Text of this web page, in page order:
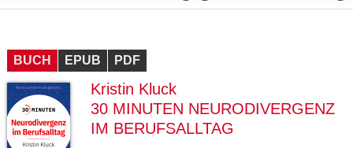
BUCH EPUB PDF
Kristin Kluck
30 MINUTEN NEURODIVERGENZ
IM BERUFSALLTAG
Name Zweck
ESSION
_ID
verlag.
de
Session verwendet
GV_CO
OKIES
gabal-
verlag.
Speichert den Zustimmungsstatus des
Domäne.
ge
T
P